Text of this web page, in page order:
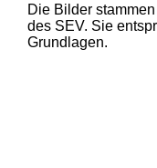
Die Bilder
des SEV. Sie
Grundlagen.